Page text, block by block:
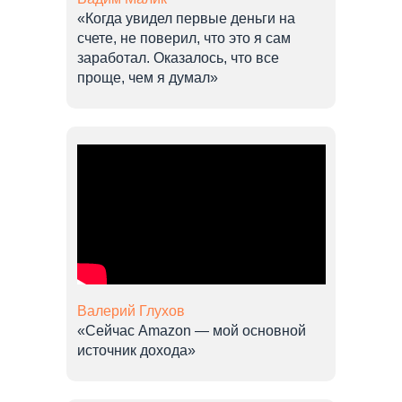
«Когда увидел первые деньги на
счете, не поверил, что это я сам
заработал. Оказалось, что все
проще, чем я думал»
Валерий Глухов
«Сейчас Amazon — мой основной
источник дохода»